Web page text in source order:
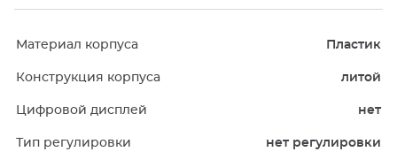
Материал корпуса Пластик
Конструкция корпуса литой
Цифровой дисплей нет
Тип регулировки нет регулировки